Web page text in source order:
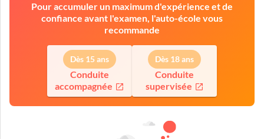
Pour accumuler un maximum d'expérience et de
confiance avant l'examen, l'auto-école vous
recommande
Dès 15 ans
Conduite
accompagnée
Dès 18 ans
Conduite
supervisée